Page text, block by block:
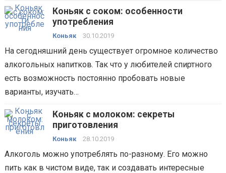
Коньяк с соком: особенности
употребления
Коньяк 30.10.2019
На сегодняшний день существует огромное количество
алкогольных напитков. Так что у любителей спиртного
есть возможность постоянно пробовать новые
варианты, изучать…
Коньяк с молоком: секреты
приготовления
Коньяк 28.10.2019
Алкоголь можно употреблять по-разному. Его можно
пить как в чистом виде, так и создавать интересные